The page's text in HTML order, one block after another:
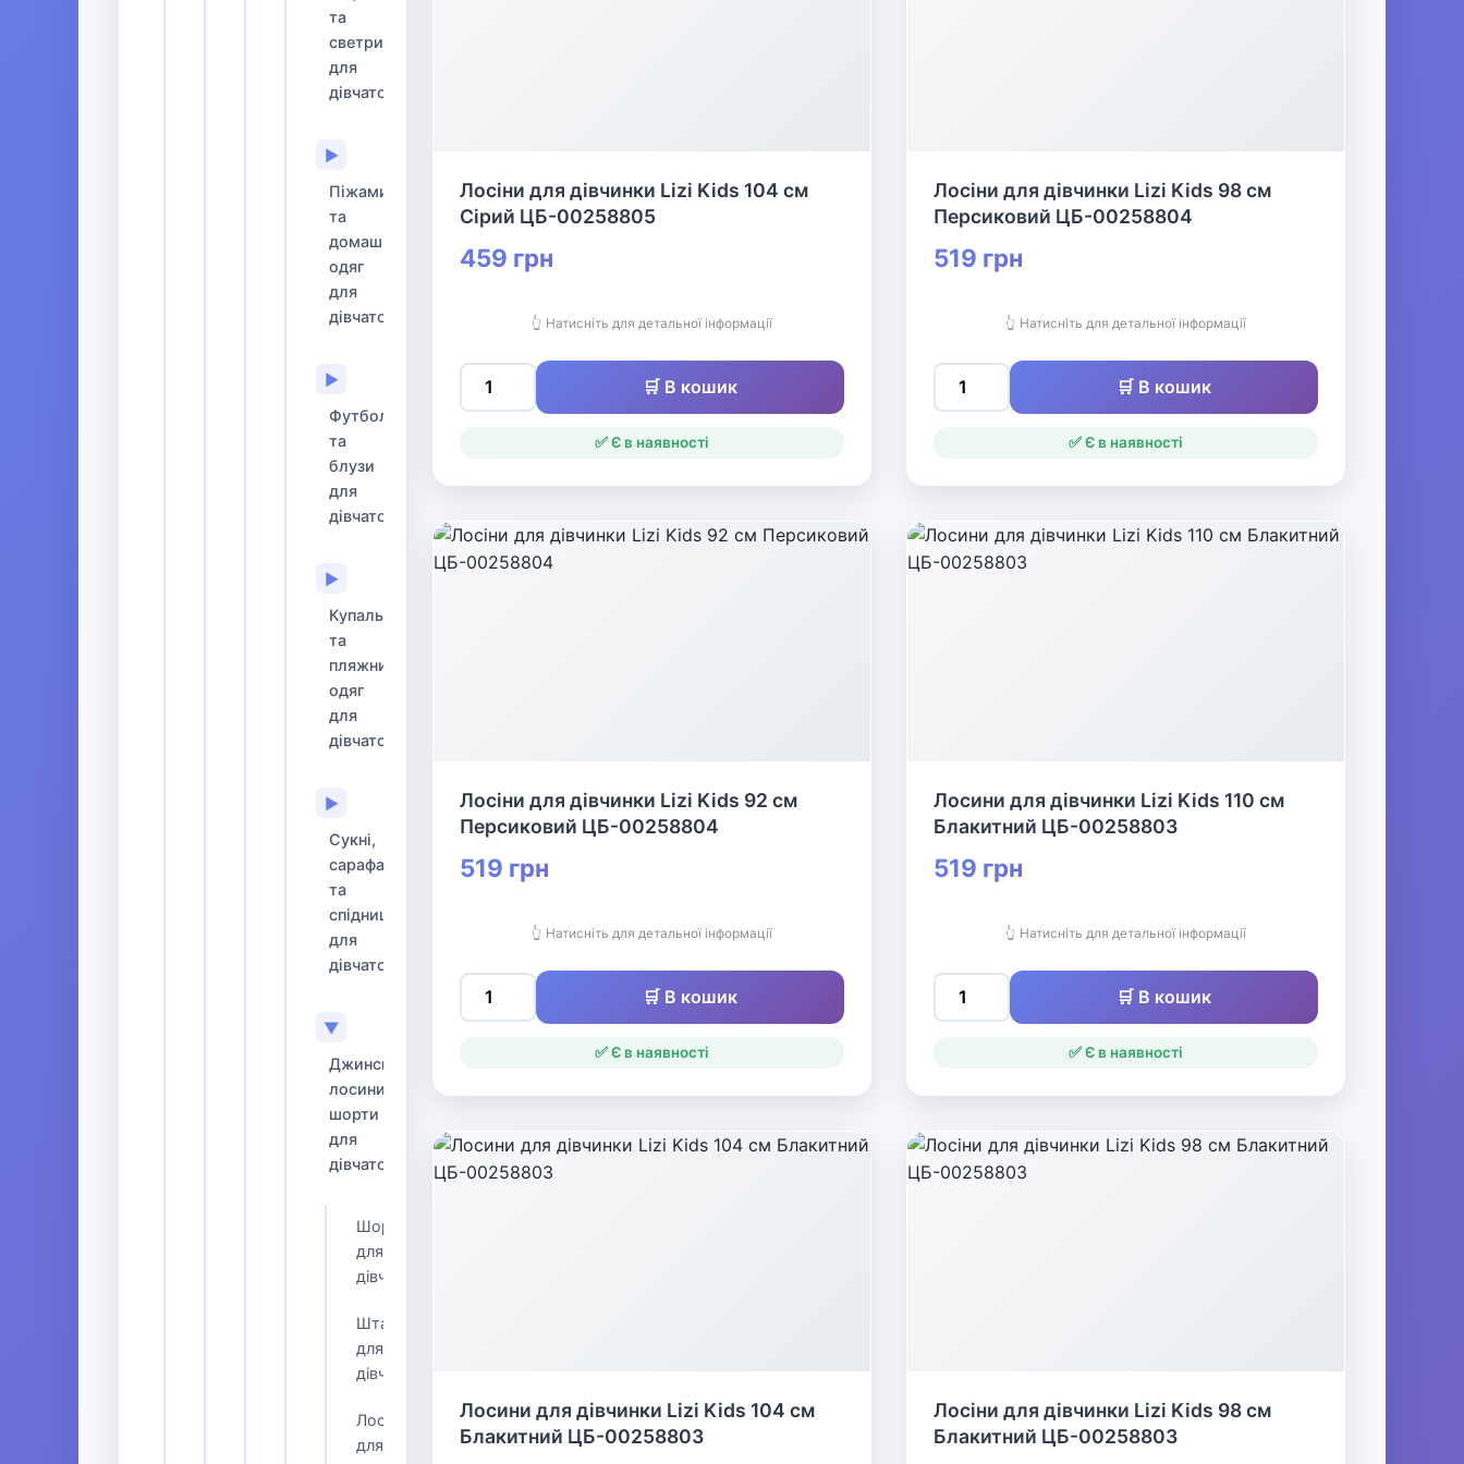
та
светри
для
дівчаток
▶
Піжами
та
домашній
одяг
для
дівчаток
▶
Футболки
та
блузи
для
дівчаток
▶
Купальники
та
пляжний
одяг
для
дівчаток
▶
Сукні,
сарафани
та
спідниці
для
дівчаток
▼
Джинси,
лосини,
шорти
для
дівчаток
Шорти
для
дівчаток
Штани
для
дівчаток
Лосини
для
Лосіни для дівчинки Lizi Kids 104 см
Сірий ЦБ-00258805
459 грн
👆 Натисніть для детальної інформації
🛒 В кошик
✅ Є в наявності
Лосіни для дівчинки Lizi Kids 98 см
Персиковий ЦБ-00258804
519 грн
👆 Натисніть для детальної інформації
🛒 В кошик
✅ Є в наявності
Лосіни для дівчинки Lizi Kids 92 см
Персиковий ЦБ-00258804
519 грн
👆 Натисніть для детальної інформації
🛒 В кошик
✅ Є в наявності
Лосини для дівчинки Lizi Kids 110 см
Блакитний ЦБ-00258803
519 грн
👆 Натисніть для детальної інформації
🛒 В кошик
✅ Є в наявності
Лосини для дівчинки Lizi Kids 104 см
Блакитний ЦБ-00258803
Лосіни для дівчинки Lizi Kids 98 см
Блакитний ЦБ-00258803